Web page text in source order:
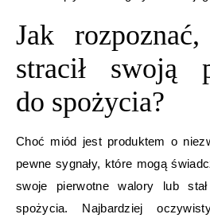
Jak
stracił swoją
do spożycia?
Choć miód jest produktem o
pewne sygnały, które mogą
swoje pierwotne walory lub
spożycia. Najbardziej